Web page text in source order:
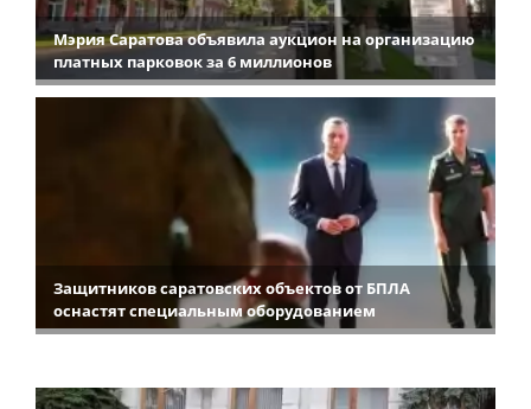
Мэрия Саратова объявила аукцион на организацию
платных парковок за 6 миллионов
Защитников саратовских объектов от БПЛА
оснастят специальным оборудованием